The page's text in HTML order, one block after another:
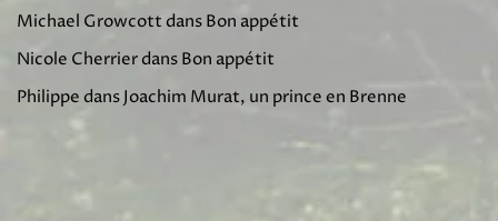
Michael GrowcottdansBon appétit
Nicole CherrierdansBon appétit
PhilippedansJoachim Murat, un prince en Brenne